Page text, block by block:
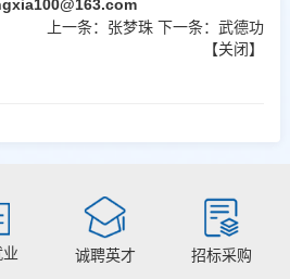
上一条： 张梦珠 下一条：武德功
【关闭】
诚聘英才 招标采购